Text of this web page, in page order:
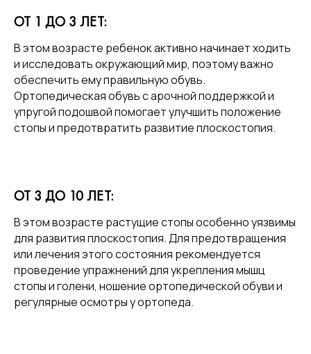
ОТ 1 ДО 3 ЛЕТ:
В этом возрасте ребенок активно начинает ходить
и исследовать окружающий мир, поэтому важно
обеспечить ему правильную обувь.
Ортопедическая обувь с арочной поддержкой и
упругой подошвой помогает улучшить положение
стопы и предотвратить развитие плоскостопия.
ОТ 3 ДО 10 ЛЕТ:
В этом возрасте растущие стопы особенно уязвимы
для развития плоскостопия. Для предотвращения
или лечения этого состояния рекомендуется
проведение упражнений для укрепления мышц
стопы и голени, ношение ортопедической обуви и
регулярные осмотры у ортопеда.